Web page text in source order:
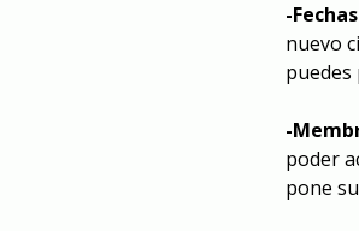
-
nuevo
puedes
-
poder
pone